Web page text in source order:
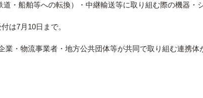
・船舶等への転換）・中継輸送等に取り組む際の機器・
は7月10日まで。
業・物流事業者・地方公共団体等が共同で取り組む連携